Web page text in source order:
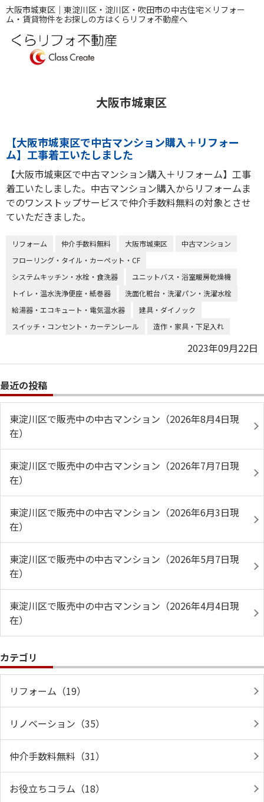
大阪市城東区｜東淀川区・淀川区・吹田市の中古住宅×リフォー
ム・賃貸物件をお探しの方はくらリフォ不動産へ
大阪市城東区
【大阪市城東区で中古マンション購入＋リフォー
ム】工事着工いたしました
【大阪市城東区で中古マンション購入＋リフォーム】工事
着工いたしました。中古マンション購入からリフォームま
でのワンストップサービスで仲介手数料無料の対象とさせ
ていただきました。
リフォーム 仲介手数料無料 大阪市城東区
中古マンション
フローリング・タイル・カーペット・CF
システムキッチン・水栓・食洗器
ユニットバス・浴室暖房乾燥機
トイレ・温水洗浄便座・紙巻器
洗面化粧台・洗濯パン・洗濯水栓
給湯器・エコキュート・電気温水器
建具・ダイノック
スイッチ・コンセント・カーテンレール
造作・家具・下足入れ
2023年09月22日
最近の投稿
東淀川区で販売中の中古マンション（2026年8月4日現
在）
東淀川区で販売中の中古マンション（2026年7月7日現
在）
東淀川区で販売中の中古マンション（2026年6月3日現
在）
東淀川区で販売中の中古マンション（2026年5月7日現
在）
東淀川区で販売中の中古マンション（2026年4月4日現
在）
カテゴリ
リフォーム（19）
リノベーション（35）
仲介手数料無料（31）
お役立ちコラム（18）